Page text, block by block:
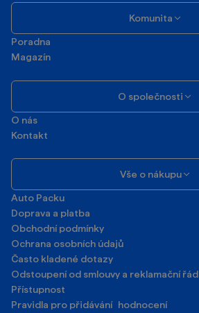
Komunita
Poradna
Magazín
O společnosti
O nás
Kontakt
Vše o nákupu
Auto Packu
Doprava a platba
Obchodní podmínky
Ochrana osobních údajů
Často kladené dotazy
Odstoupení od smlouvy a reklamační řád
Přístupnost
Pravidla pro přidávání hodnocení